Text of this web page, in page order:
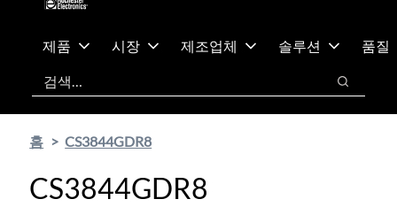
제품 시장 제조업체 솔루션
품질
검색
검색
홈 CS3844GDR8
CS3844GDR8